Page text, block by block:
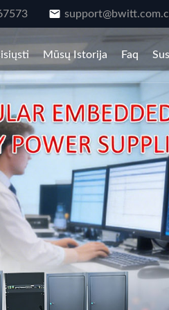
Mūsų Istorija Faq